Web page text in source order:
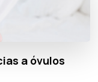
a óvulos